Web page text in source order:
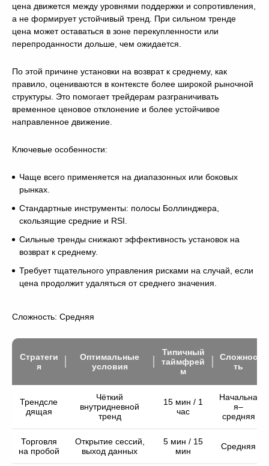
цена движется между уровнями поддержки и сопротивления,
а не формирует устойчивый тренд. При сильном тренде
цена может оставаться в зоне перекупленности или
перепроданности дольше, чем ожидается.
По этой причине установки на возврат к среднему, как
правило, оцениваются в контексте более широкой рыночной
структуры. Это помогает трейдерам разграничивать
временное ценовое отклонение и более устойчивое
направленное движение.
Ключевые особенности:
Чаще всего применяется на диапазонных или боковых
рынках.
Стандартные инструменты: полосы Боллинджера,
скользящие средние и RSI.
Сильные тренды снижают эффективность установок на
возврат к среднему.
Требует тщательного управления рисками на случай, если
цена продолжит удаляться от среднего значения.
Сложность: Средняя
Стратеги
я
Оптимальные
условия
Типичный
таймфрей
м
Сложнос
ть
Трендсле
дящая
Чёткий
внутридневной
тренд
15 мин / 1
час
Начальна
я–
средняя
Торговля
на пробой
Открытие сессий,
выход данных
5 мин / 15
мин
Средняя